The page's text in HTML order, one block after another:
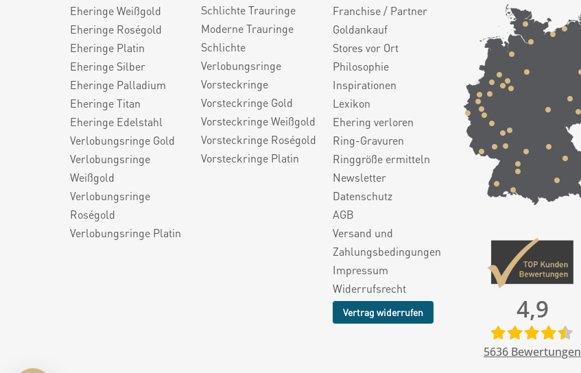
Eheringe Weißgold
Eheringe Roségold
Eheringe Platin
Eheringe Silber
Eheringe Palladium
Eheringe Titan
Eheringe Edelstahl
Verlobungsringe Gold
Verlobungsringe
Weißgold
Verlobungsringe
Roségold
Verlobungsringe Platin
Schlichte Trauringe
Moderne Trauringe
Schlichte
Verlobungsringe
Vorsteckringe
Vorsteckringe Gold
Vorsteckringe Weißgold
Vorsteckringe Roségold
Vorsteckringe Platin
Franchise / Partner
Goldankauf
Stores vor Ort
Philosophie
Inspirationen
Lexikon
Ehering verloren
Ring-Gravuren
Ringgröße ermitteln
Newsletter
Datenschutz
AGB
Versand und
Zahlungsbedingungen
Impressum
Widerrufsrecht
Vertrag widerrufen 4,9
5636 Bewertungen